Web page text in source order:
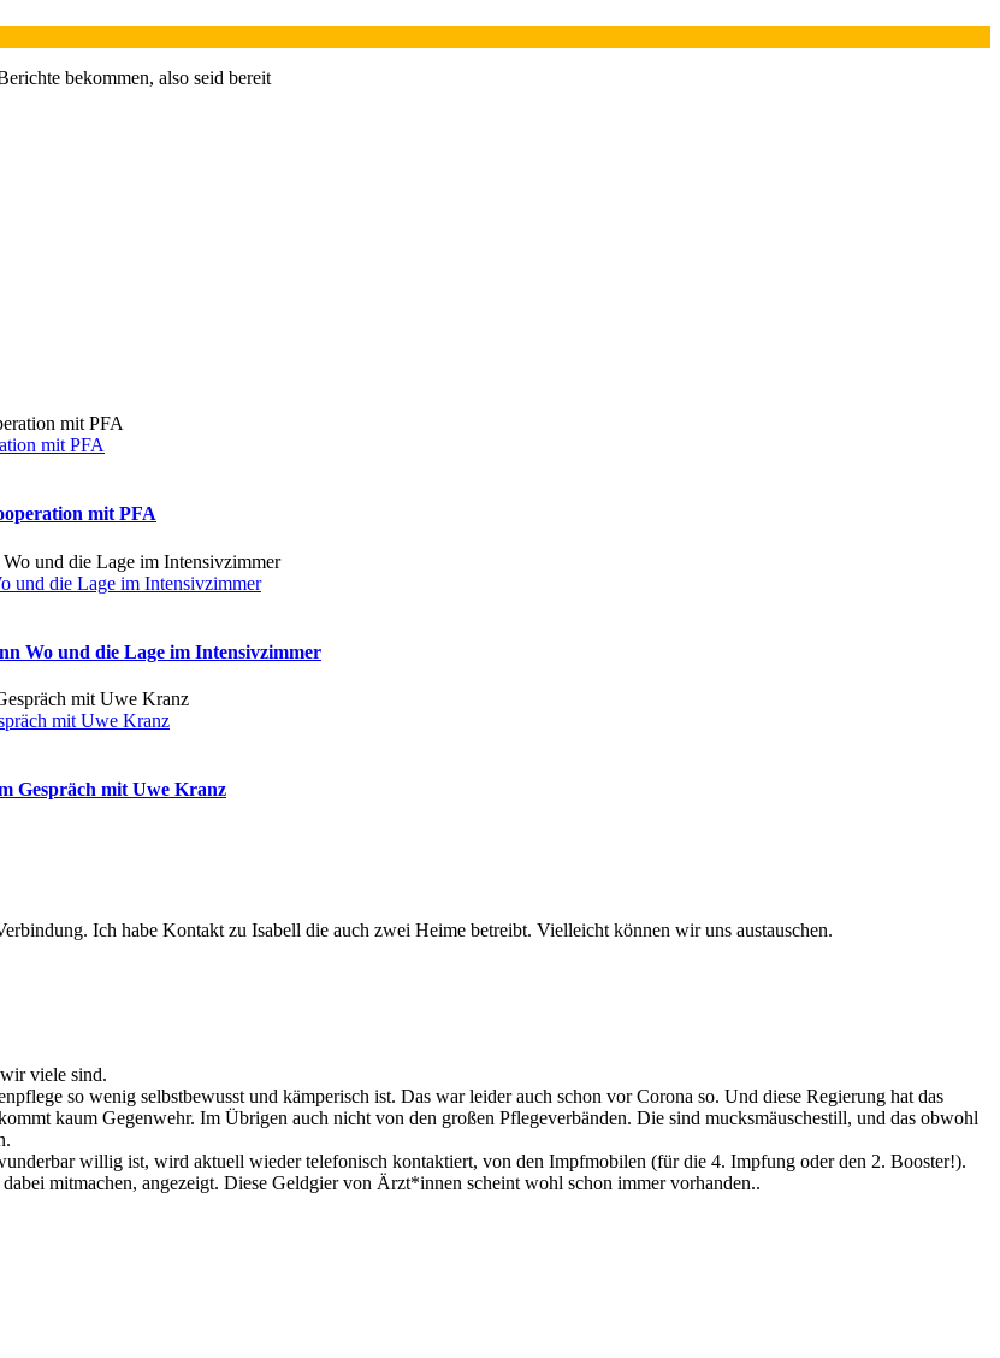
bekommen, also seid bereit
mit PFA
mit PFA
und die Lage im Intensivzimmer
Wo und die Lage im Intensivzimmer
mit Uwe Kranz
Gespräch mit Uwe Kranz
Ich habe Kontakt zu Isabell die auch zwei Heime betreibt. Vielleicht können wir uns austauschen.
viele sind.
so wenig selbstbewusst und kämperisch ist. Das war leider auch schon vor Corona so. Und diese Regierung hat das
kaum Gegenwehr. Im Übrigen auch nicht von den großen Pflegeverbänden. Die sind mucksmäuschestill, und das obwohl
willig ist, wird aktuell wieder telefonisch kontaktiert, von den Impfmobilen (für die 4. Impfung oder den 2. Booster!).
mitmachen, angezeigt. Diese Geldgier von Ärzt*innen scheint wohl schon immer vorhanden..